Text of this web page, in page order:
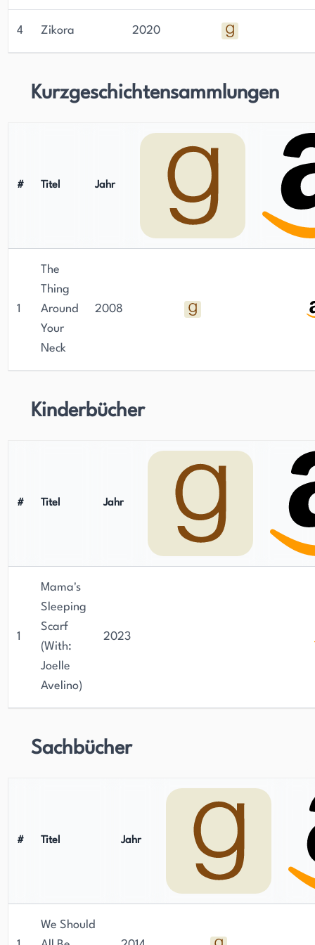
4 Zikora 2020
Kurzgeschichtensammlungen
# Titel Jahr
1
The
Thing
Around
Your
Neck
2008
Kinderbücher
# Titel Jahr
1
Mama's
Sleeping
Scarf
(With:
Joelle
Avelino)
2023
Sachbücher
# Titel Jahr
We Should